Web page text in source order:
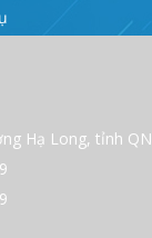
Hạ Long, tỉnh QN